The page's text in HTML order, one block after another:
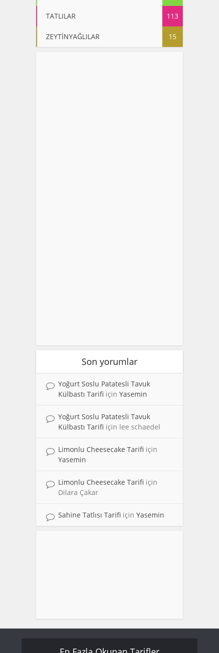
TATLILAR 113
ZEYTİNYAĞLILAR 15
Son yorumlar
Yoğurt Soslu Patatesli Tavuk
Külbastı Tarifi için Yasemin
Yoğurt Soslu Patatesli Tavuk
Külbastı Tarifi için lee schaedel
Limonlu Cheesecake Tarifi için
Yasemin
Limonlu Cheesecake Tarifi için
Dilara Çakar
Sahine Tatlısı Tarifi için Yasemin